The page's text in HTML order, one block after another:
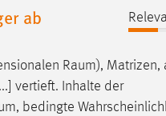
ab
Raum), Matrizen,
vertieft. Inhalte der
, bedingte